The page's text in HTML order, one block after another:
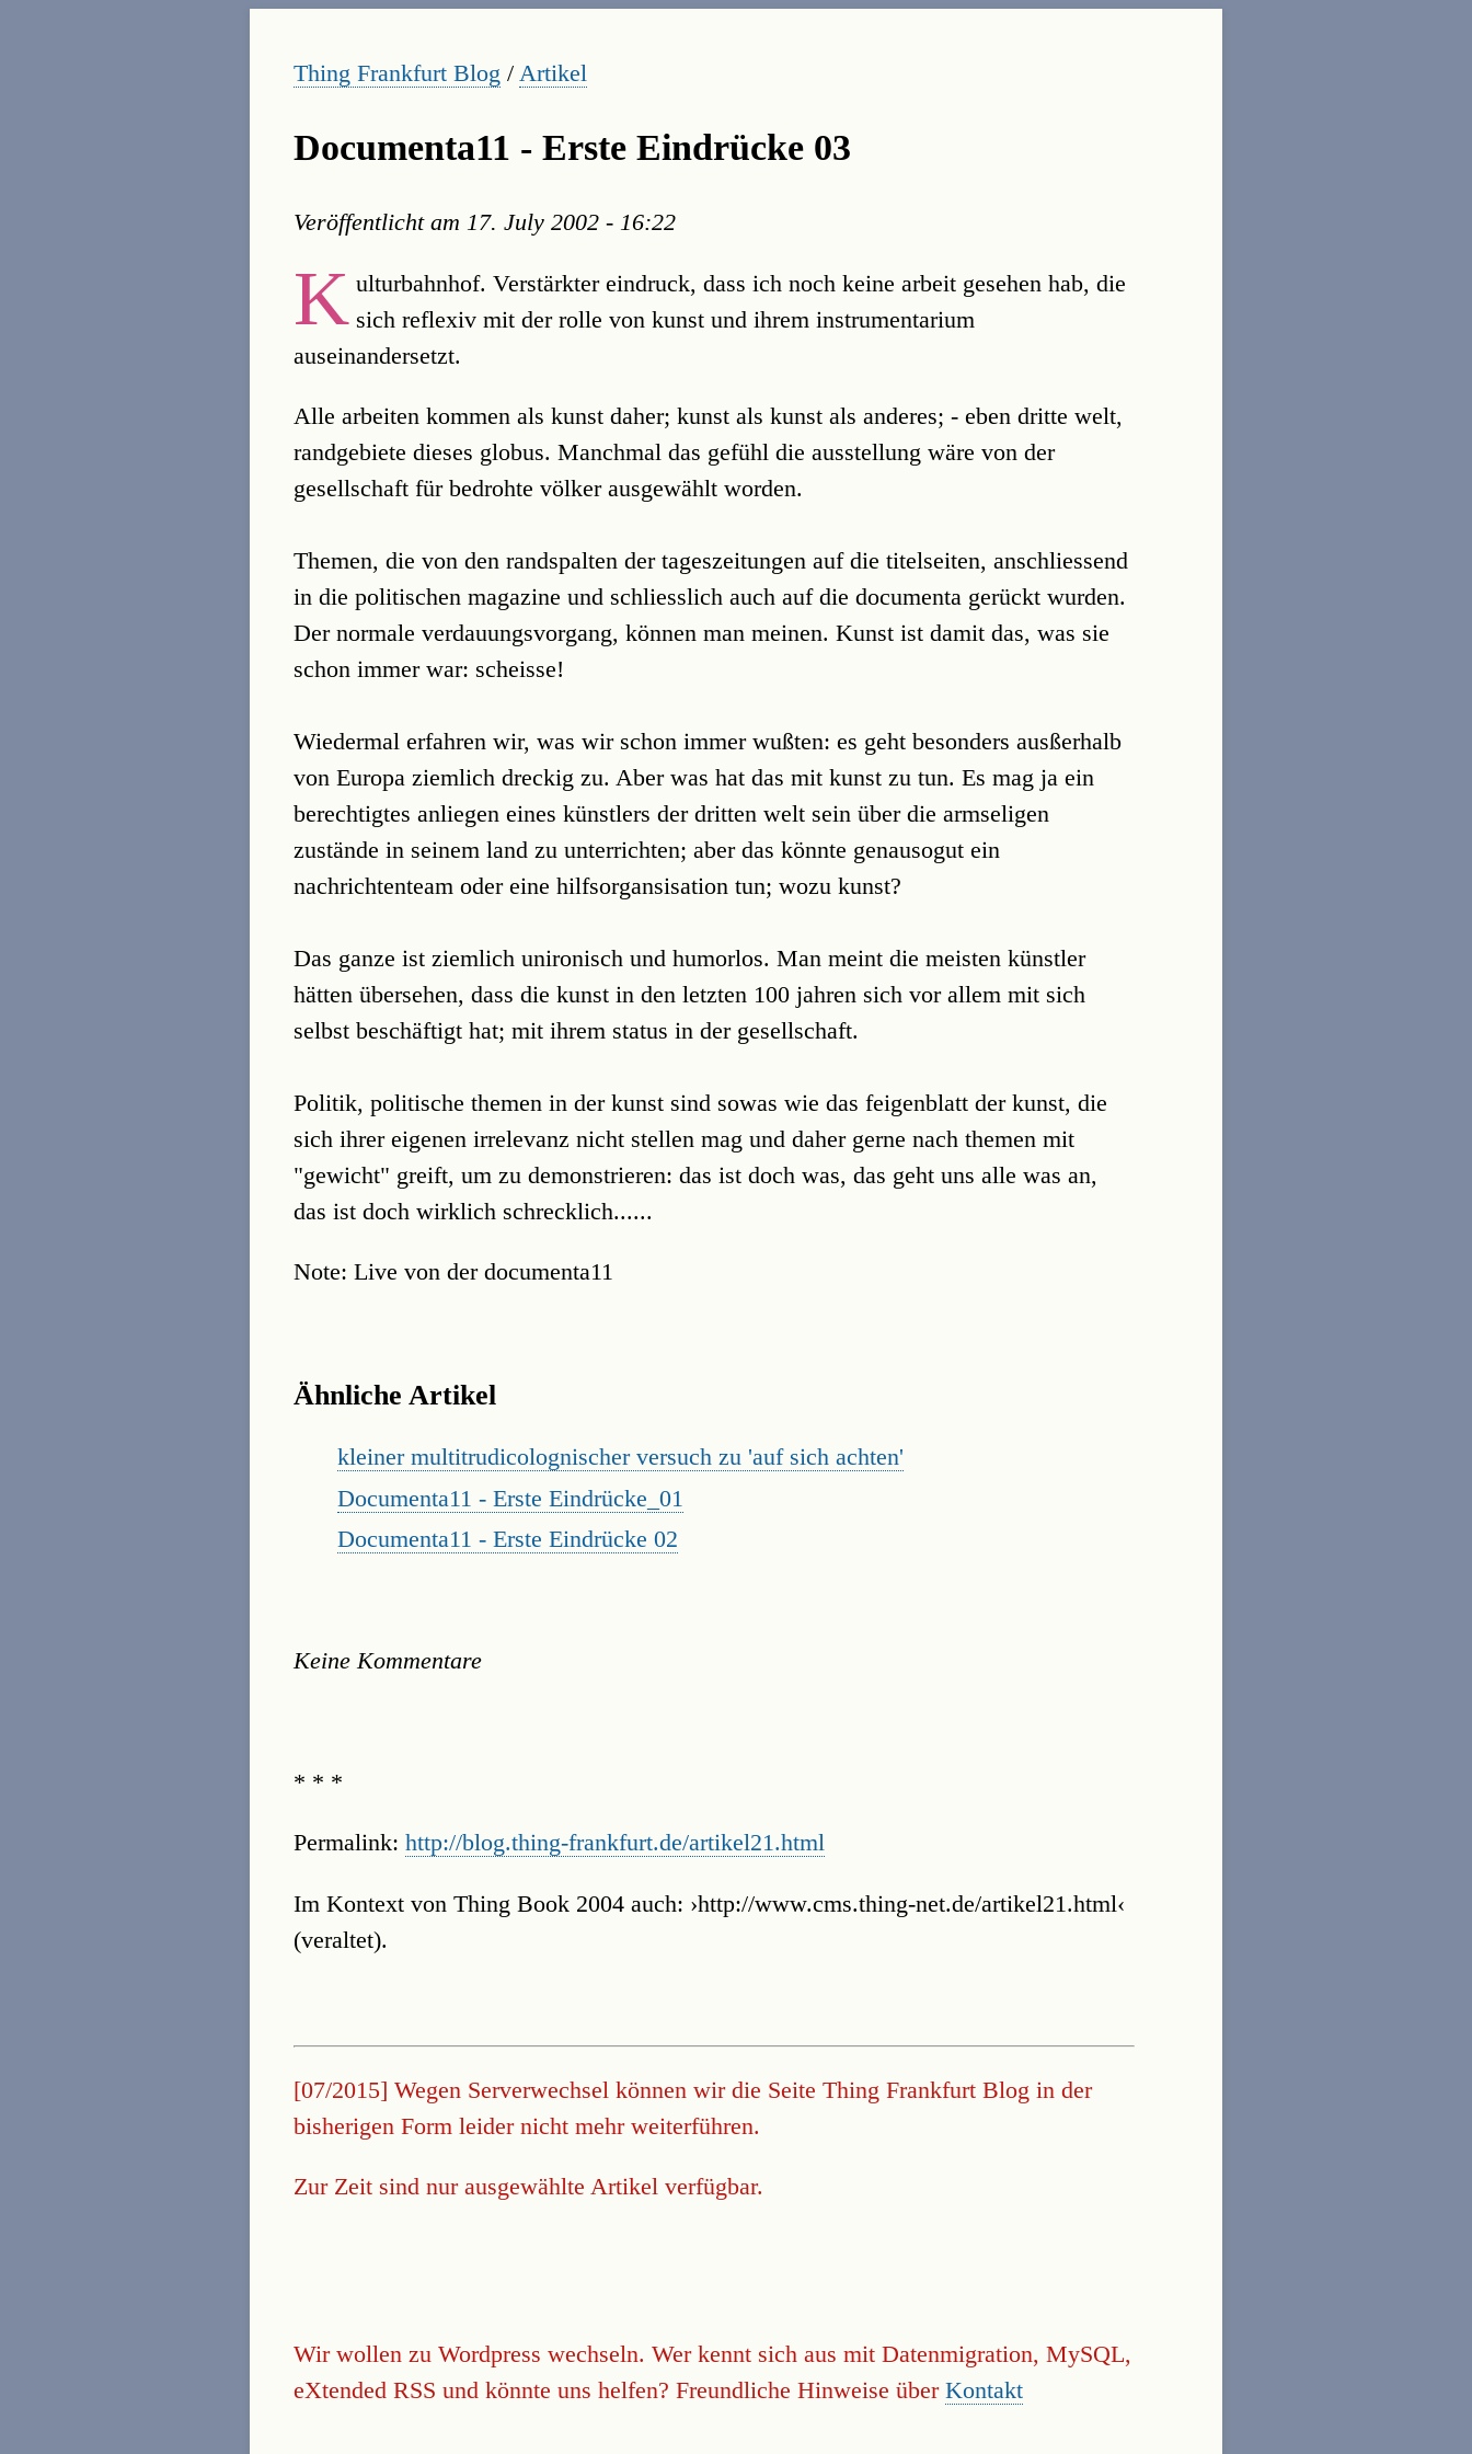
Thing Frankfurt Blog / Artikel
Documenta11 - Erste Eindrücke 03
Veröffentlicht am 17. July 2002 - 16:22
K ulturbahnhof. Verstärkter eindruck, dass ich noch keine arbeit gesehen hab, die
sich reflexiv mit der rolle von kunst und ihrem instrumentarium
auseinandersetzt.
Alle arbeiten kommen als kunst daher; kunst als kunst als anderes; - eben dritte welt,
randgebiete dieses globus. Manchmal das gefühl die ausstellung wäre von der
gesellschaft für bedrohte völker ausgewählt worden.
Themen, die von den randspalten der tageszeitungen auf die titelseiten, anschliessend
in die politischen magazine und schliesslich auch auf die documenta gerückt wurden.
Der normale verdauungsvorgang, können man meinen. Kunst ist damit das, was sie
schon immer war: scheisse!
Wiedermal erfahren wir, was wir schon immer wußten: es geht besonders ausßerhalb
von Europa ziemlich dreckig zu. Aber was hat das mit kunst zu tun. Es mag ja ein
berechtigtes anliegen eines künstlers der dritten welt sein über die armseligen
zustände in seinem land zu unterrichten; aber das könnte genausogut ein
nachrichtenteam oder eine hilfsorgansisation tun; wozu kunst?
Das ganze ist ziemlich unironisch und humorlos. Man meint die meisten künstler
hätten übersehen, dass die kunst in den letzten 100 jahren sich vor allem mit sich
selbst beschäftigt hat; mit ihrem status in der gesellschaft.
Politik, politische themen in der kunst sind sowas wie das feigenblatt der kunst, die
sich ihrer eigenen irrelevanz nicht stellen mag und daher gerne nach themen mit
"gewicht" greift, um zu demonstrieren: das ist doch was, das geht uns alle was an,
das ist doch wirklich schrecklich......
Note: Live von der documenta11
Ähnliche Artikel
kleiner multitrudicolognischer versuch zu 'auf sich achten'
Documenta11 - Erste Eindrücke_01
Documenta11 - Erste Eindrücke 02
Keine Kommentare
* * *
Permalink: http://blog.thing-frankfurt.de/artikel21.html
Im Kontext von Thing Book 2004 auch: ›http://www.cms.thing-net.de/artikel21.html‹
(veraltet).
[07/2015] Wegen Serverwechsel können wir die Seite Thing Frankfurt Blog in der
bisherigen Form leider nicht mehr weiterführen.
Zur Zeit sind nur ausgewählte Artikel verfügbar.
Wir wollen zu Wordpress wechseln. Wer kennt sich aus mit Datenmigration, MySQL,
eXtended RSS und könnte uns helfen? Freundliche Hinweise über Kontakt